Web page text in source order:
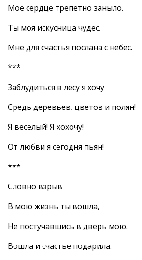
Мое сердце трепетно заныло.
Ты моя искусница чудес,
Мне для счастья послана с небес.
***
Заблудиться в лесу я хочу
Средь деревьев, цветов и полян!
Я веселый! Я хохочу!
От любви я сегодня пьян!
***
Словно взрыв
В мою жизнь ты вошла,
Не постучавшись в дверь мою.
Вошла и счастье подарила.